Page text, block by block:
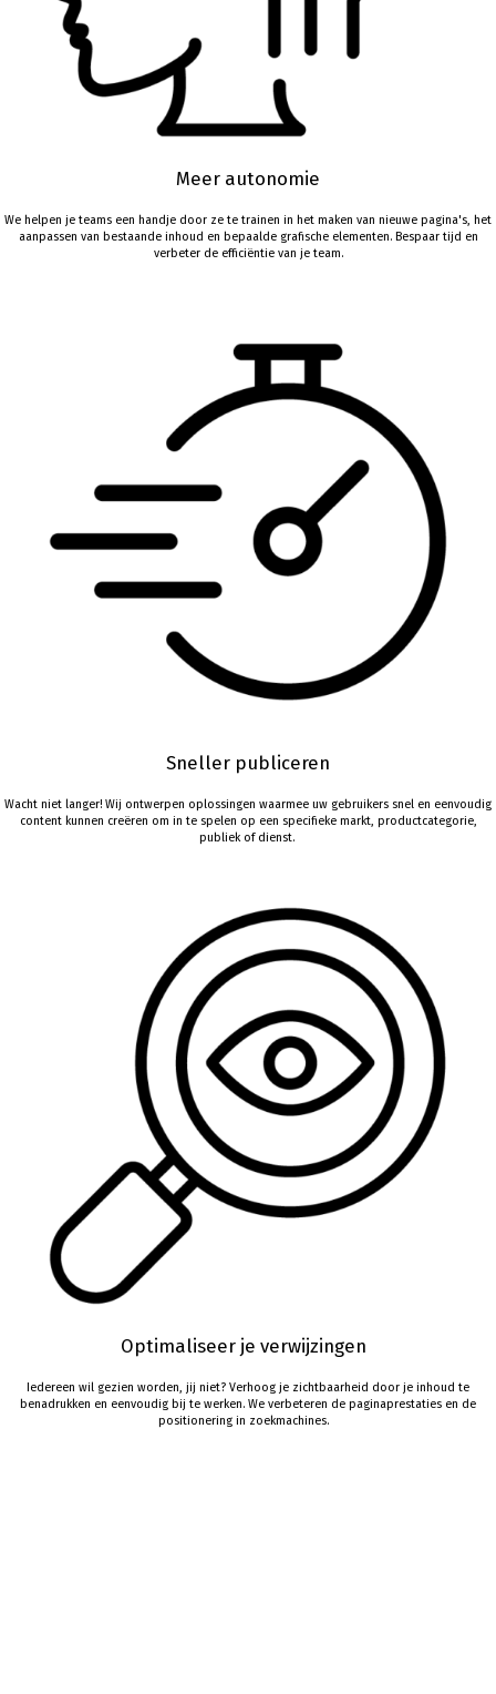
Meer autonomie
We helpen je teams een handje door ze te trainen in het maken van nieuwe pagina's, het
aanpassen van bestaande inhoud en bepaalde grafische elementen. Bespaar tijd en
verbeterde efficiëntievan je team.
Sneller publiceren
Wacht niet langer! Wij ontwerpen oplossingen waarmee uw gebruikers snel en eenvoudig
content kunnen creëren om in te spelen op een specifieke markt, productcategorie,
publiek of dienst.
Optimaliseer je verwijzingen
Iedereen wil gezien worden, jij niet? Verhoog je zichtbaarheid door je inhoud te
benadrukken en eenvoudig bij te werken. We verbeteren de paginaprestaties en de
positioneringin zoekmachines.